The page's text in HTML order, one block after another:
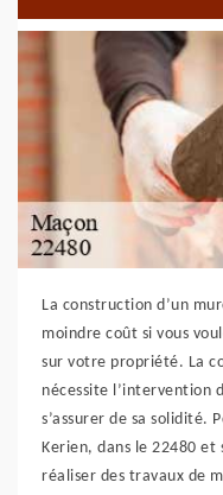
La construction d’un
moindre coût si vous
sur votre propriété. La
nécessite l’intervention
s’assurer de sa solidité.
Kerien, dans le 22480 et
réaliser des travaux de